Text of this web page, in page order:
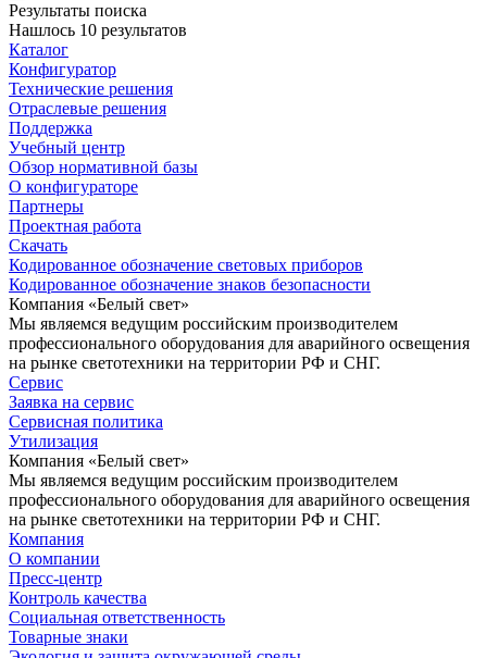
Результаты поиска
Нашлось 10 результатов
Каталог
Конфигуратор
Технические решения
Отраслевые решения
Поддержка
Учебный центр
Обзор нормативной базы
О конфигураторе
Партнеры
Проектная работа
Скачать
Кодированное обозначение световых приборов
Кодированное обозначение знаков безопасности
Компания «Белый свет»
Мы являемся ведущим российским производителем
профессионального оборудования для аварийного освещения
на рынке светотехники на территории РФ и СНГ.
Сервис
Заявка на сервис
Сервисная политика
Утилизация
Компания «Белый свет»
Мы являемся ведущим российским производителем
профессионального оборудования для аварийного освещения
на рынке светотехники на территории РФ и СНГ.
Компания
О компании
Пресс-центр
Контроль качества
Социальная ответственность
Товарные знаки